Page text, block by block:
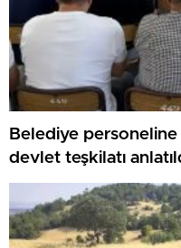
Belediye
devlet teşkilatı